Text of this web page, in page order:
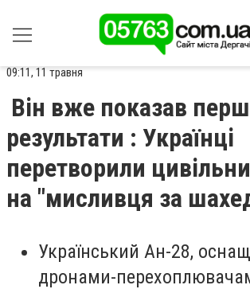
09:11, 11 травня
Він вже показав
результати : Українці
перетворили
на "мисливця за
Український Ан-28,
дронами-